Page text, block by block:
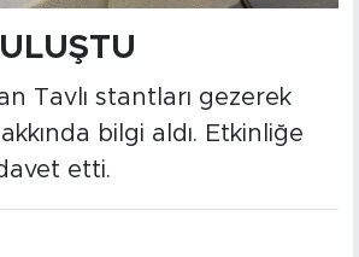
Tavlı stantları gezerek
bilgi aldı. Etkinliğe
etti.